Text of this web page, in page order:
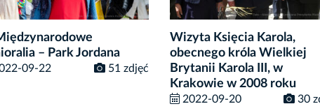
– Park Jordana
09-22 51 zdjęć
Wizyta Księcia Karola,
obecnego króla Wielkiej
Brytanii Karola III, w
Krakowie w 2008 roku
2022-09-20 30